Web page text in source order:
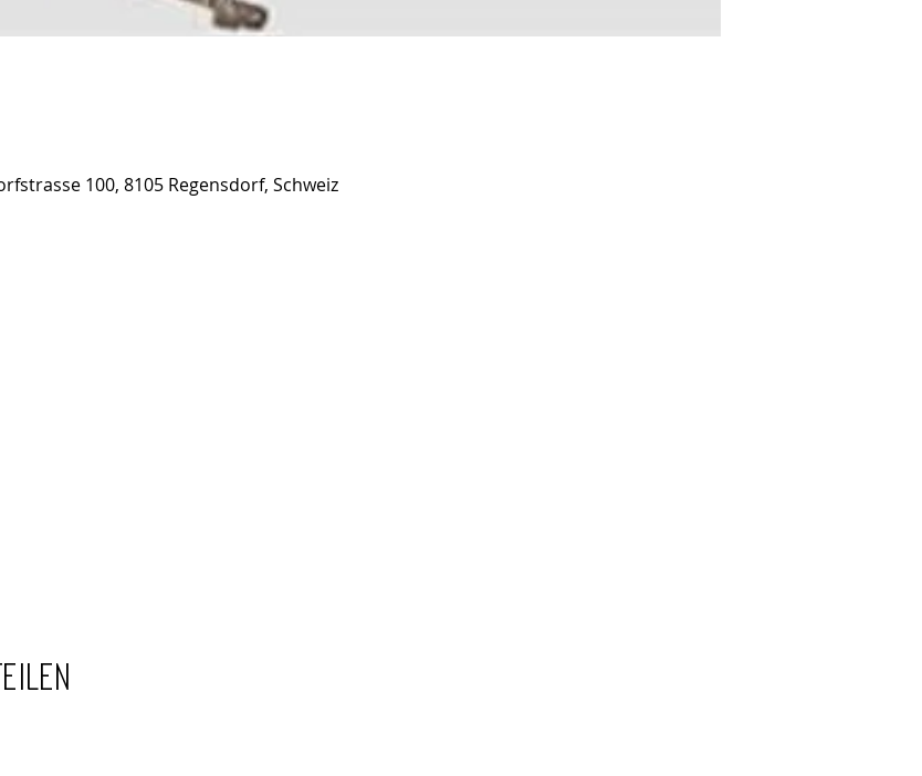
100, 8105 Regensdorf, Schweiz